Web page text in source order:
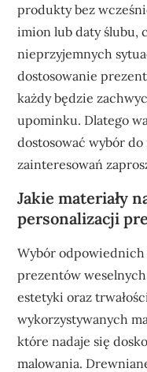
produkty bez
imion lub daty ślubu,
nieprzyjemnych
dostosowanie
każdy będzie
upominku. Dlatego
dostosować wybór
zainteresowań
Jakie materiały
personalizacji
Wybór odpowiednich
prezentów
estetyki oraz
wykorzystywanych
które nadaje się
malowania.